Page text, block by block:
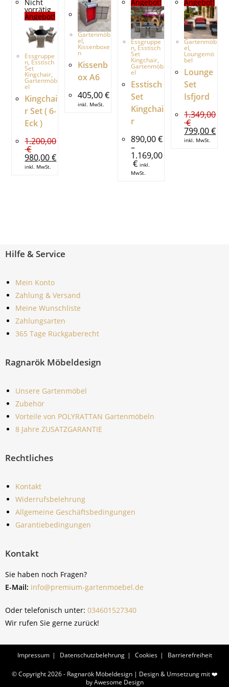
Nicht
vorrätig
Angebot!
Essgruppe
n, Esstisch
Set
Kingchair,
Gartenmöb
el
Kingchai
r Set ( 6-
Eck )
1.200,00
€
980,00€
inkl. MwSt.
Gartenmöb
el,
Kissenboxe
n
Kissenb
ox A6
405,00€
inkl. MwSt.
Angebot!
Essgruppe
n, Esstisch
Set
Kingchair,
Gartenmöb
el
Esstisch
Set
Kingchai
r
890,00€
–
1.169,00
€ inkl.
MwSt.
Angebot!
Gartenmöb
el,
Loungemö
bel
Lounge
Set
Isfjord
1.349,00
€
799,00€
inkl. MwSt.
Hilfe & Service
Mein Konto
Zahlung & Versand
Meine Wunschliste
Zahlungsarten
365 Tage Rückgaberecht
Ragnarök Möbeldesign
Unsere Gartenmöbel
Zubehör
Vorteile von POLYRATTAN Gartenmöbeln
8 Jahre ZUSATZGARANTIE
Rechtliches
Kontakt
Widerrufsbelehrung
Allgemeine Geschäftsbedingungen
Garantiebedingungen
Kontakt
Sie haben noch Fragen?
E-Mail: info@premium-gartenmoebel.de
Oder telefonisch unter: 034601527340
Wir rufen Sie gerne zurück!
Impressum Datenschutzbelehrung Cookies Barrierefreiheit
© Copyright 2026 - Ragnarök Möbeldesign | Design & Umsetzung mit ❤️
byAwesome Design